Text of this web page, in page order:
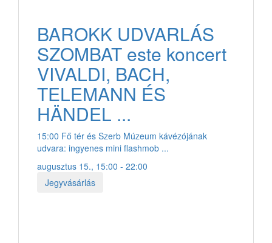
BAROKK UDVARLÁS
SZOMBAT este koncert
VIVALDI, BACH,
TELEMANN ÉS
HÄNDEL ...
15:00 Fő tér és Szerb Múzeum kávézójának
udvara: ingyenes mini flashmob ...
augusztus 15., 15:00 - 22:00
Jegyvásárlás